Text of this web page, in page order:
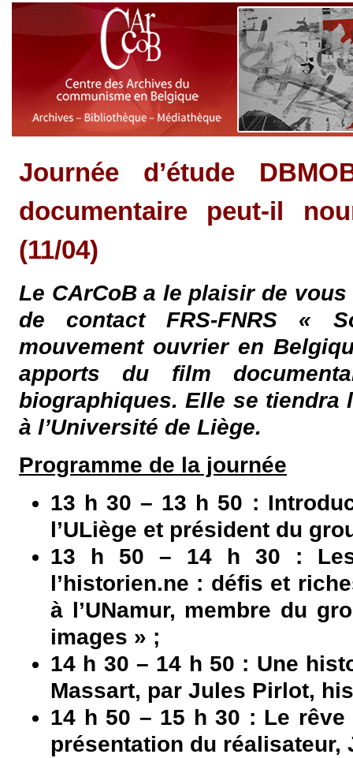
Journée d’étude
documentaire peut-il
(11/04)
Le CArCoB a le plaisir de
de contact FRS-FNRS «
mouvement ouvrier en
apports du film
biographiques. Elle se tiendra
à l’Université de Liège.
Programme de la journée
13 h 30 – 13 h 50 :
l’ULiège et président du
13 h 50 – 14 h 30 : Les
l’historien.ne : défis et
à l’UNamur, membre du
images » ;
14 h 30 – 14 h 50 : Une
Massart, par Jules Pirlot,
14 h 50 – 15 h 30 : Le
présentation du réalisateur,